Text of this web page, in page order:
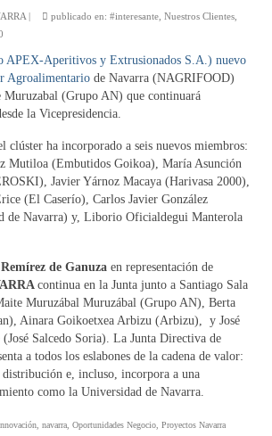
| publicado en: #interesante Nuestros Clientes
APEX-Aperitivos y Extrusionados S.A.) nuevo
Agroalimentario de Navarra (NAGRIFOOD)
Muruzabal (Grupo AN) que continuará
la Vicepresidencia.
clúster ha incorporado a seis nuevos miembros:
Mutiloa (Embutidos Goikoa), María Asunción
Javier Yárnoz Macaya (Harivasa 2000),
(El Caserío), Carlos Javier González
de Navarra) y, Liborio Oficialdegui Manterola
de Ganuza en representación de
continua en la Junta junto a Santiago Sala
Muruzábal Muruzábal (Grupo AN), Berta
Ainara Goikoetxea Arbizu (Arbizu), y José
(José Salcedo Soria). La Junta Directiva de
a todos los eslabones de la cadena de valor:
e, incluso, incorpora a una
como la Universidad de Navarra.
navarra Oportunidades Negocio Proyectos Navarra